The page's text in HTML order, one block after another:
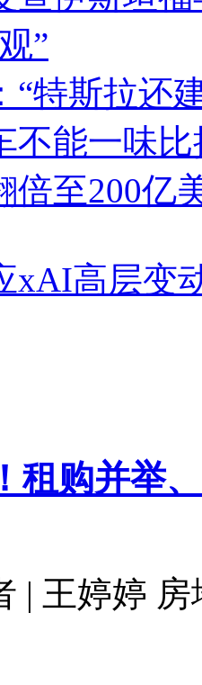
”
“特斯拉还
不能一味比
倍至200亿
xAI高层变
租购并举
| 王婷婷